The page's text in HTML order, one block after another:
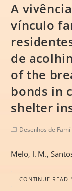
A
vínculo
de
of the
bonds in
shelter
Desenhos de
Melo, I. M.,
CONTINUE